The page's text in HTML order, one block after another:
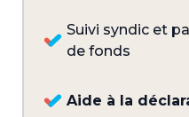
Suivi syndic et
de fonds
Aide à la